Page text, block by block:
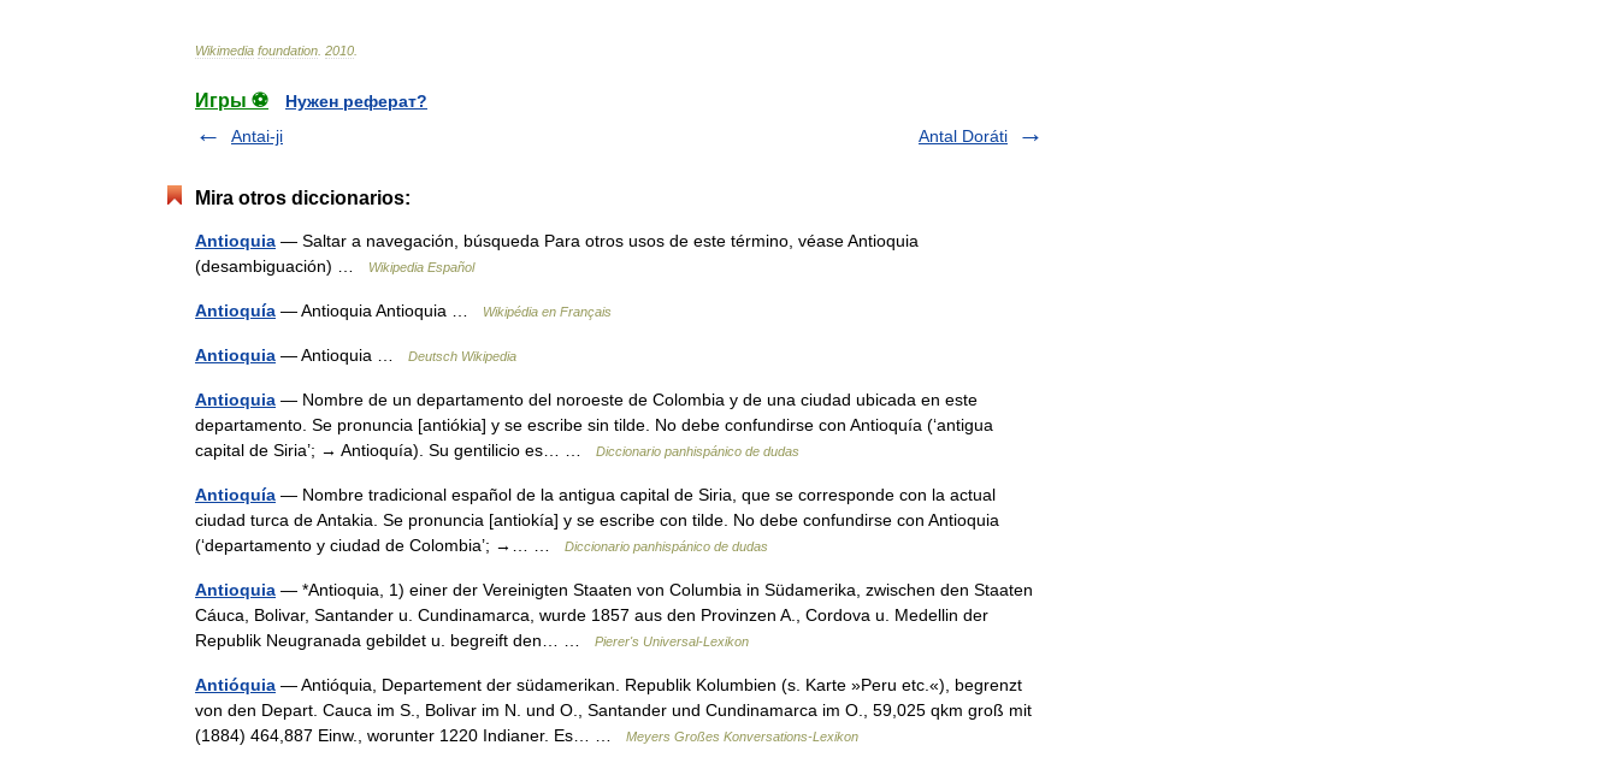
Wikimedia foundation 2010
Игры ⚽
Нужен реферат?
Antai-ji
Antal Doráti
Mira otros diccionarios:
Antioquia — Saltar a navegación, búsqueda Para otros usos de este término, véase Antioquia
(desambiguación) …
Wikipedia Español
Antioquía — Antioquia Antioquia … Wikipédia en Français
Antioquia — Antioquia … Deutsch Wikipedia
Antioquia — Nombre de un departamento del noroeste de Colombia y de una ciudad ubicada en este
departamento. Se pronuncia [antiókia] y se escribe sin tilde. No debe confundirse con Antioquía (‘antigua
capital de Siria’; → Antioquía). Su gentilicio es… …
Diccionario panhispánico de dudas
Antioquía — Nombre tradicional español de la antigua capital de Siria, que se corresponde con la actual
ciudad turca de Antakia. Se pronuncia [antiokía] y se escribe con tilde. No debe confundirse con Antioquia
(‘departamento y ciudad de Colombia’; →… …
Diccionario panhispánico de dudas
Antioquia — *Antioquia, 1) einer der Vereinigten Staaten von Columbia in Südamerika, zwischen den Staaten
Cáuca, Bolivar, Santander u. Cundinamarca, wurde 1857 aus den Provinzen A., Cordova u. Medellin der
Republik Neugranada gebildet u. begreift den… …
Pierer's Universal-Lexikon
Antióquia — Antióquia, Departement der südamerikan. Republik Kolumbien (s. Karte »Peru etc.«), begrenzt
von den Depart. Cauca im S., Bolivar im N. und O., Santander und Cundinamarca im O., 59,025 qkm groß mit
(1884) 464,887 Einw., worunter 1220 Indianer. Es… …
Meyers Großes Konversations-Lexikon